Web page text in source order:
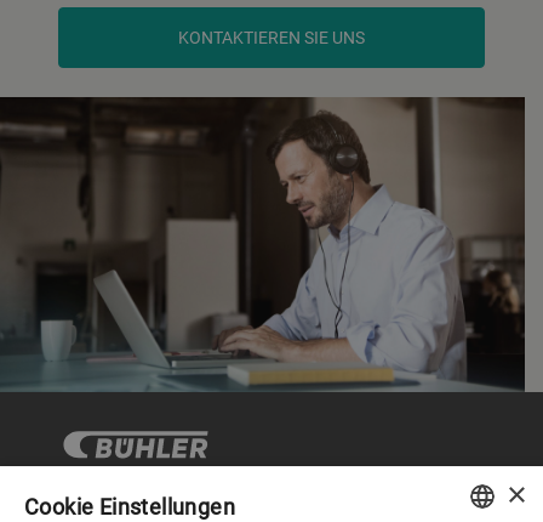
KONTAKTIEREN SIE UNS
×
Cookie Einstellungen